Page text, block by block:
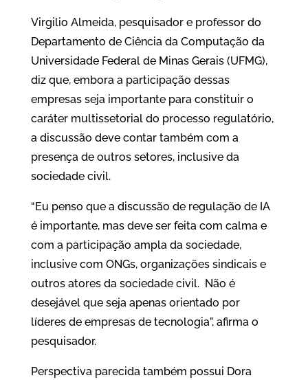
Virgilio Almeida, pesquisador e professor do
Departamento de Ciência da Computação da
Universidade Federal de Minas Gerais (UFMG),
diz que, embora a participação dessas
empresas seja importante para constituir o
caráter multissetorial do processo regulatório,
a discussão deve contar também com a
presença de outros setores, inclusive da
sociedade civil.
“Eu penso que a discussão de regulação de IA
é importante, mas deve ser feita com calma e
com a participação ampla da sociedade,
inclusive com ONGs, organizações sindicais e
outros atores da sociedade civil. Não é
desejável que seja apenas orientado por
líderes de empresas de tecnologia”, afirma o
pesquisador.
Perspectiva parecida também possui Dora